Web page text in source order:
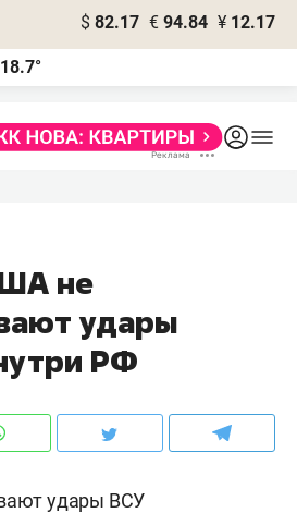
$ 82.17 € 94.84 ¥ 12.17
18.7°
не
удары
РФ
удары ВСУ